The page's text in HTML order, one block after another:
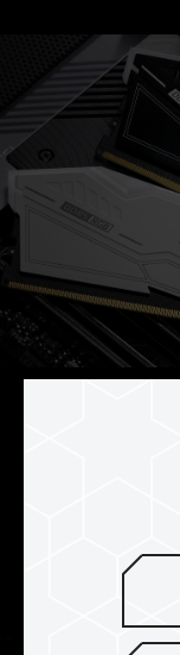
전력 관
DELTA RGB
발열 디자인 및